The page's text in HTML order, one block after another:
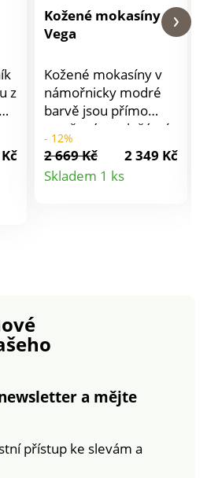
z
Kožené mokasíny
Vega
Kožené mokasíny v
námořnicky modré
barvě jsou přímo
stvořené pro ležérní
kombinace. Prodyšná
podrážka. Snadné
obutí. Kontrastní
- 12%
2 669 Kč
2 349 Kč
Skladem 1 ks
Detail
a mějte
přístup ke slevám a